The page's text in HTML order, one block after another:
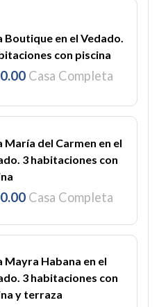
Boutique en el Vedado.
con piscina
Casa Completa
María del Carmen en el
3 habitaciones con
Casa Completa
Mayra Habana en el
3 habitaciones con
y terraza